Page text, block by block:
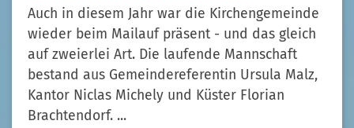
Auch in diesem Jahr war die Kirchengemeinde
wieder beim Mailauf präsent - und das gleich
auf zweierlei Art. Die laufende Mannschaft
bestand aus Gemeindereferentin Ursula Malz,
Kantor Niclas Michely und Küster Florian
Brachtendorf. ...